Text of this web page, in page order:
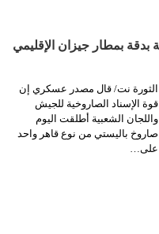
الثورة نت/ قال مصدر عسكري إن
قوة الإسناد الصاروخية للجيش
واللجان الشعبية أطلقت اليوم
صاروخ باليستي من نوع قاهر واحد
على…